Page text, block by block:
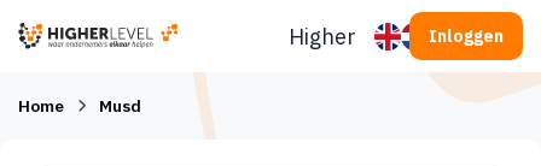
Higherlevel Inloggen
Home Musd